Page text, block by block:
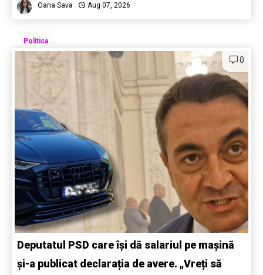
Oana Sava Aug 07, 2026
Politica
0
Deputatul PSD care își dă salariul pe mașină
și-a publicat declarația de avere. „Vreți să